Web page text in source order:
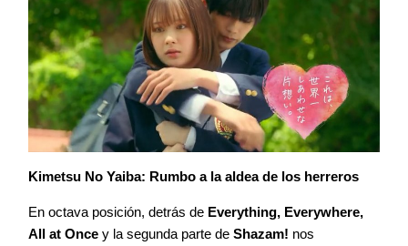
Kimetsu No Yaiba: Rumbo a la aldea de los herreros
En octava posición, detrás de Everything, Everywhere,
All at Once y la segunda parte de Shazam! nos